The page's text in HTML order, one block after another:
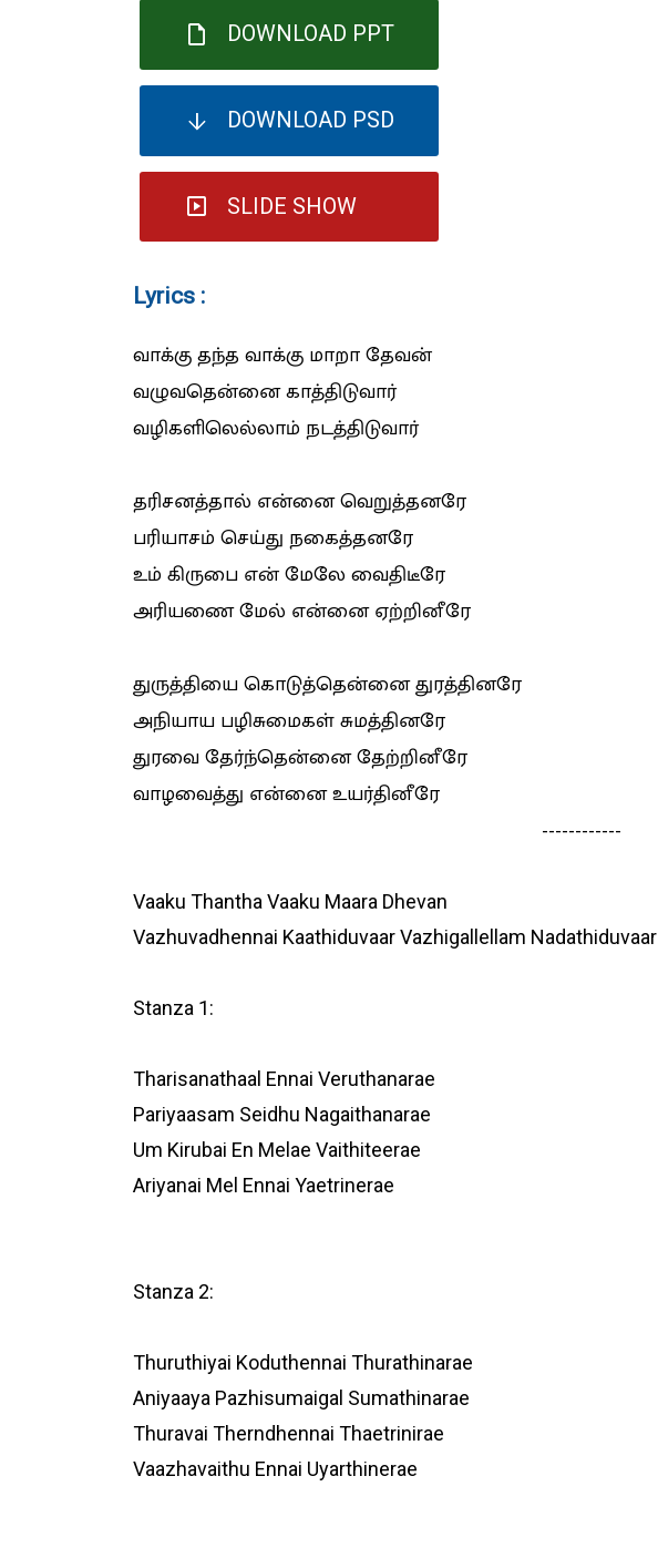
DOWNLOAD PPT
DOWNLOAD PSD
SLIDE SHOW
Lyrics :
வாக்கு தந்த வாக்கு மாறா தேவன்
வழுவதென்னை காத்திடுவார்
வழிகளிலெல்லாம் நடத்திடுவார்
தரிசனத்தால் என்னை வெறுத்தனரே
பரியாசம் செய்து நகைத்தனரே
உம் கிருபை என் மேலே வைதிடீரே
அரியணை மேல் என்னை ஏற்றினீரே
துருத்தியை கொடுத்தென்னை துரத்தினரே
அநியாய பழிசுமைகள் சுமத்தினரே
துரவை தேர்ந்தென்னை தேற்றினீரே
வாழவைத்து என்னை உயர்தினீரே
------------
Vaaku Thantha Vaaku Maara Dhevan
Vazhuvadhennai Kaathiduvaar Vazhigallellam Nadathiduvaar
Stanza 1:
Tharisanathaal Ennai Veruthanarae
Pariyaasam Seidhu Nagaithanarae
Um Kirubai En Melae Vaithiteerae
Ariyanai Mel Ennai Yaetrinerae
Stanza 2:
Thuruthiyai Koduthennai Thurathinarae
Aniyaaya Pazhisumaigal Sumathinarae
Thuravai Therndhennai Thaetrinirae
Vaazhavaithu Ennai Uyarthinerae